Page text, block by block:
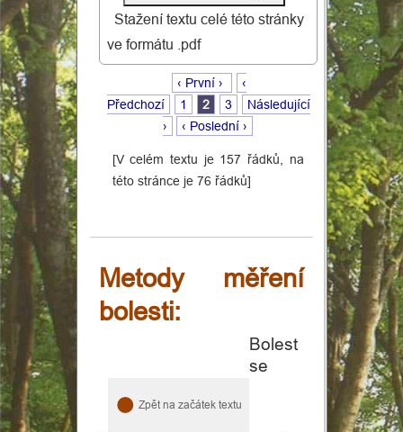
Stažení textu celé této stránky
ve formátu .pdf
‹ První ›
‹
Předchozí
1 2 3
Následující
›
‹ Poslední ›
[V celém textu je 157 řádků, na
této stránce je 76 řádků]
Metody měření
bolesti:
Zpět na začátek textu
Bolest
se